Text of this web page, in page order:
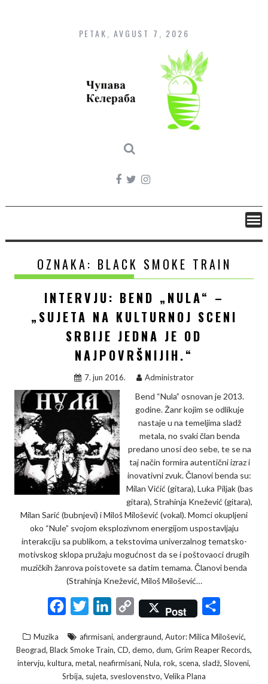
content
PETAK, AVGUST 7, 2026
OZNAKA: BLACK SMOKE TRAIN
INTERVJU: BEND „NULA“ –
„SUJETA NA KULTURNOJ SCENI
SRBIJE JEDNA JE OD
NAJPOVRŠNIJIH.“
7. jun 2016. Administrator
Bend “Nula” osnovan je 2013.
godine. Žanr kojim se odlikuje
nastaje u na temeljima sladž
metala, no svaki član benda
predano unosi deo sebe, te se na
taj način formira autentični izraz i
inovativni zvuk. Članovi benda su:
Milan Vićić (gitara), Luka Piljak (bas
gitara), Strahinja Knežević (gitara),
Milan Sarić (bubnjevi) i Miloš Milošević (vokal). Momci okupljeni
oko “Nule” svojom eksplozivnom energijom uspostavljaju
interakciju sa publikom, a tekstovima univerzalnog tematsko-
motivskog sklopa pružaju mogućnost da se i poštovaoci drugih
muzičkih žanrova poistovete sa datim temama. Članovi benda
(Strahinja Knežević, Miloš Milošević…
c
e
b
i
t
t
n
k
e
C
p
y
L
Post
a
Muzika afirmisani, andergraund, Autor: Milica Milošević,
Beograd, Black Smoke Train, CD, demo, dum, Grim Reaper Records,
intervju, kultura, metal, neafirmisani, Nula, rok, scena, sladž, Sloveni,
Srbija, sujeta, sveslovenstvo, Velika Plana